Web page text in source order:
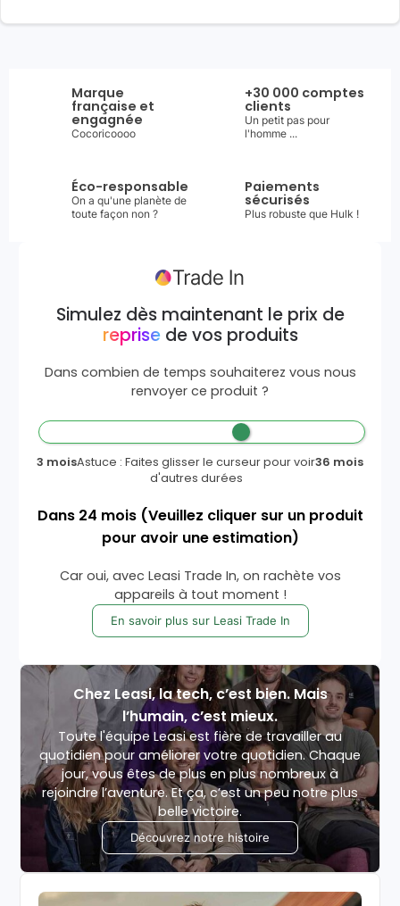
Marque
française et
engagnée
Cocoricoooo
+30 000 comptes
clients
Un petit pas pour
l'homme ...
Éco-responsable
On a qu'une planète de
toute façon non ?
Paiements
sécurisés
Plus robuste que Hulk !
Simulez dès maintenant le prix de
reprisede vos produits
Dans combien de temps souhaiterez vous nous
renvoyer ce produit ?
3 moisAstuce : Faites glisser le curseur pour voir
d'autres durées
36 mois
Dans 24 mois (Veuillez cliquer sur un produit
pour avoir une estimation)
Car oui, avec Leasi Trade In, on rachète vos
appareils à tout moment !
En savoir plus sur Leasi Trade In
Chez Leasi, la tech, c’est bien. Mais
l’humain, c’est mieux.
Toute l'équipe Leasi est fière de travailler au
quotidien pour améliorer votre quotidien. Chaque
jour, vous êtes de plus en plus nombreux à
rejoindre l’aventure. Et ça, c’est un peu notre plus
belle victoire.
Découvrez notre histoire